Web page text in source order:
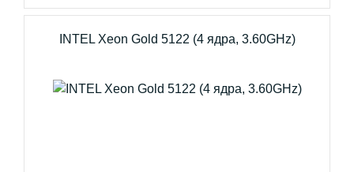
INTEL Xeon Gold 5122 (4 ядра, 3.60GHz)